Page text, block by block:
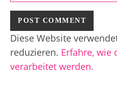
Diese Website
reduzieren. Erfahre, wie
verarbeitet werden.